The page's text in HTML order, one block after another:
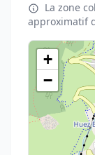
La zone
approximatif
+
−